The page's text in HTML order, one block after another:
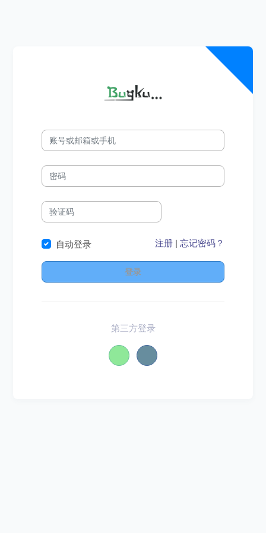
自动登录 注册 | 忘记密码？
登录
第三方登录